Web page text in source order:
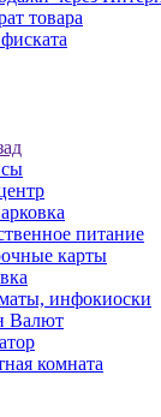
товара
питание
карты
инфокиоски
Валют
комната